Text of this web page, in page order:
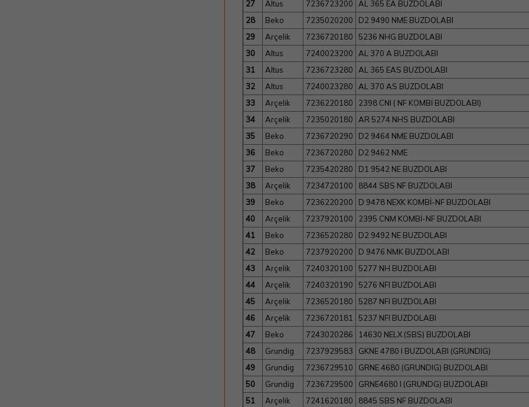
27
Altus 7236723200
AL 365 EA BUZDOLABI
28
Beko 7235020200
D2 9490 NME BUZDOLABI
29
Arçelik 7236720180
5236 NHG BUZDOLABI
30
Altus 7240023200
AL 370 A BUZDOLABI
31
Altus 7236723280
AL 365 EAS BUZDOLABI
32
Altus 7240023280
AL 370 AS BUZDOLABI
33
Arçelik 7236220180
2398 CNI ( NF KOMBİ BUZDOLABI)
34
Arçelik 7235020180
AR 5274 NHS BUZDOLABI
35
Beko 7236720290
D2 9464 NME BUZDOLABI
36
Beko 7236720280
D2 9462 NME
37
Beko 7235420280
D1 9542 NE BUZDOLABI
38
Arçelik 7234720100
8844 SBS NF BUZDOLABI
39
Beko 7236220200
D 9478 NEXK KOMBİ-NF BUZDOLABI
40
Arçelik 7237920100
2395 CNM KOMBİ-NF BUZDOLABI
41
Beko 7236520280
D2 9492 NE BUZDOLABI
42
Beko 7237920200
D 9476 NMK BUZDOLABI
43
Arçelik 7240320100
5277 NH BUZDOLABI
44
Arçelik 7240320190
5276 NFI BUZDOLABI
45
Arçelik 7236520180
5287 NFI BUZDOLABI
46
Arçelik 7236720181
5237 NFI BUZDOLABI
47
Beko 7243020286
14630 NELX (SBS) BUZDOLABI
48
Grundig 7237929583
GKNE 4780 I BUZDOLABI (GRUNDIG)
49
Grundig 7236729510
GRNE 4680 (GRUNDIG) BUZDOLABI
50
Grundig 7236729500
GRNE4680 I (GRUNDG) BUZDOLABI
51
Arçelik 7241620180
8845 SBS NF BUZDOLABI